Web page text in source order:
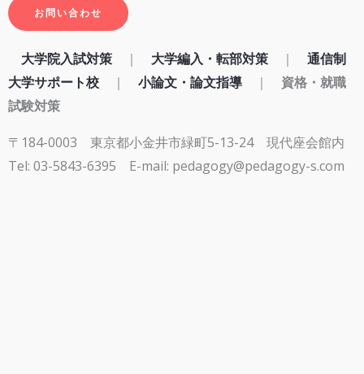
お問い合わせ
大学院入試対策 ｜ 大学編入・転部対策 ｜ 通信制
大学サポート校 ｜ 小論文・論文指導 ｜ 資格・就職
試験対策
〒184-0003 東京都小金井市緑町5-13-24 現代座会館内
Tel: 03-5843-6395 E-mail: pedagogy@pedagogy-s.com